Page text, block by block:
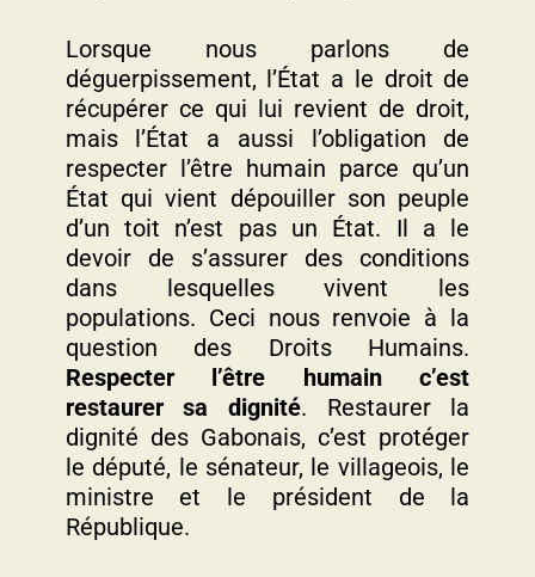
Lorsque nous parlons de
déguerpissement, l’État a le droit de
récupérer ce qui lui revient de droit,
mais l’État a aussi l’obligation de
respecter l’être humain parce qu’un
État qui vient dépouiller son peuple
d’un toit n’est pas un État. Il a le
devoir de s’assurer des conditions
dans lesquelles vivent les
populations. Ceci nous renvoie à la
question des Droits Humains.
Respecter l’être humain c’est
restaurer sa dignité. Restaurer la
dignité des Gabonais, c’est protéger
le député, le sénateur, le villageois, le
ministre et le président de la
République.